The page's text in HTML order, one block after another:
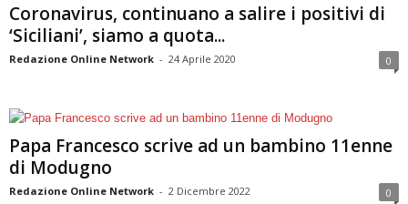
Coronavirus, continuano a salire i positivi di
‘Siciliani’, siamo a quota...
Redazione Online Network - 24 Aprile 2020 0
Papa Francesco scrive ad un bambino 11enne
di Modugno
Redazione Online Network - 2 Dicembre 2022 0